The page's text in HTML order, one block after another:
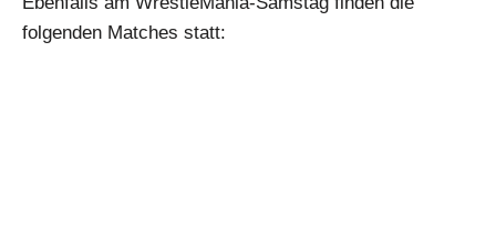
folgenden Matches statt: